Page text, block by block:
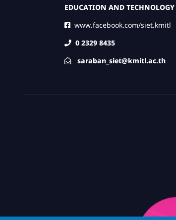
EDUCATION AND TECHNOLOGY
www.facebook.com/siet.kmitl
0 2329 8435
saraban_siet@kmitl.ac.th